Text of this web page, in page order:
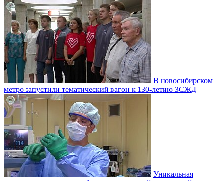
В новосибирском
метро запустили тематический вагон к 130-летию ЗСЖД
Уникальная